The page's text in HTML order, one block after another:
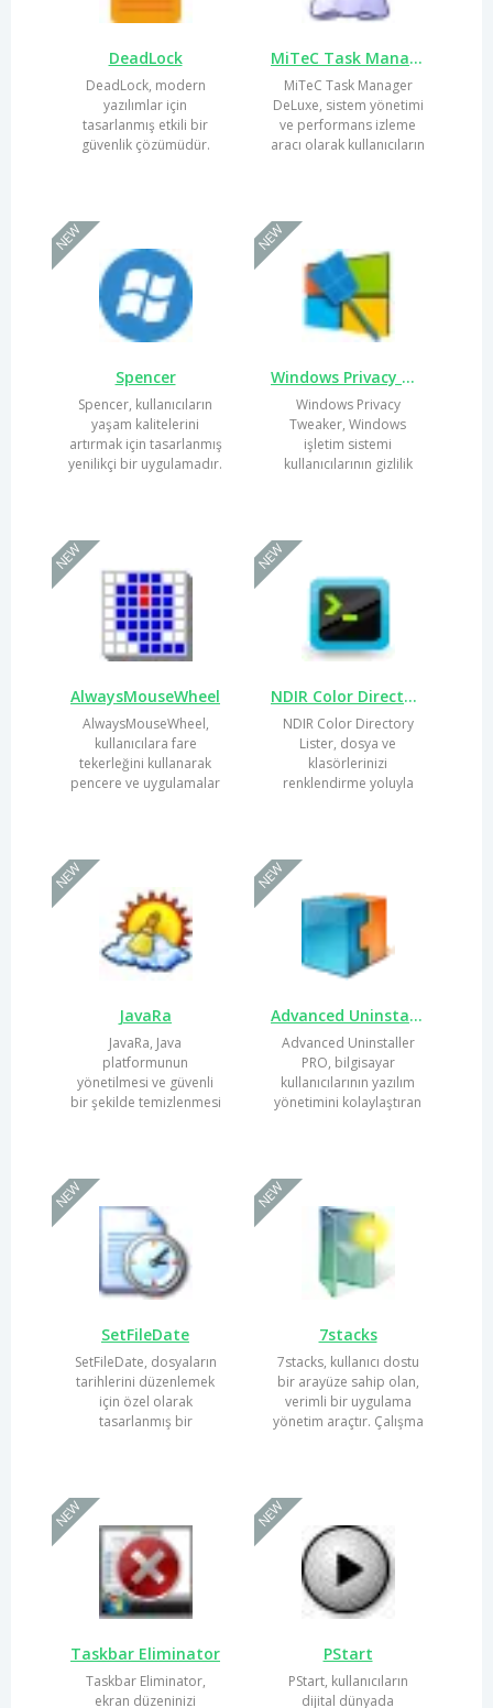
DeadLock
DeadLock, modern
yazılımlar için
tasarlanmış etkili bir
güvenlik çözümüdür.
MiTeC Task Manager DeLuxe
MiTeC Task Manager
DeLuxe, sistem yönetimi
ve performans izleme
aracı olarak kullanıcıların
Spencer
Spencer, kullanıcıların
yaşam kalitelerini
artırmak için tasarlanmış
yenilikçi bir uygulamadır.
NEW
Windows Privacy Tweaker
Windows Privacy
Tweaker, Windows
işletim sistemi
kullanıcılarının gizlilik
NEW
AlwaysMouseWheel
AlwaysMouseWheel,
kullanıcılara fare
tekerleğini kullanarak
pencere ve uygulamalar
NEW
NDIR Color Directory Lister
NDIR Color Directory
Lister, dosya ve
klasörlerinizi
renklendirme yoluyla
NEW
JavaRa
JavaRa, Java
platformunun
yönetilmesi ve güvenli
bir şekilde temizlenmesi
NEW
Advanced Uninstaller PRO
Advanced Uninstaller
PRO, bilgisayar
kullanıcılarının yazılım
yönetimini kolaylaştıran
NEW
SetFileDate
SetFileDate, dosyaların
tarihlerini düzenlemek
için özel olarak
tasarlanmış bir
NEW
7stacks
7stacks, kullanıcı dostu
bir arayüze sahip olan,
verimli bir uygulama
yönetim araçtır. Çalışma
NEW
Taskbar Eliminator
Taskbar Eliminator,
ekran düzeninizi
NEW
PStart
PStart, kullanıcıların
dijital dünyada
NEW